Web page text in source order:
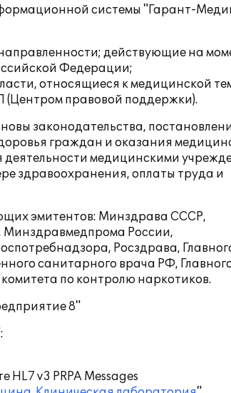
системы "Гарант-
действующие на
Федерации;
относящиеся к медицинской
правовой поддержки).
законодательства,
граждан и оказания
медицинскими
здравоохранения, оплаты труда и
эмитентов: Минздрава СССР,
России,
Росздрава,
санитарного врача РФ,
по контролю наркотиков.
8"
v3 PRPA Messages